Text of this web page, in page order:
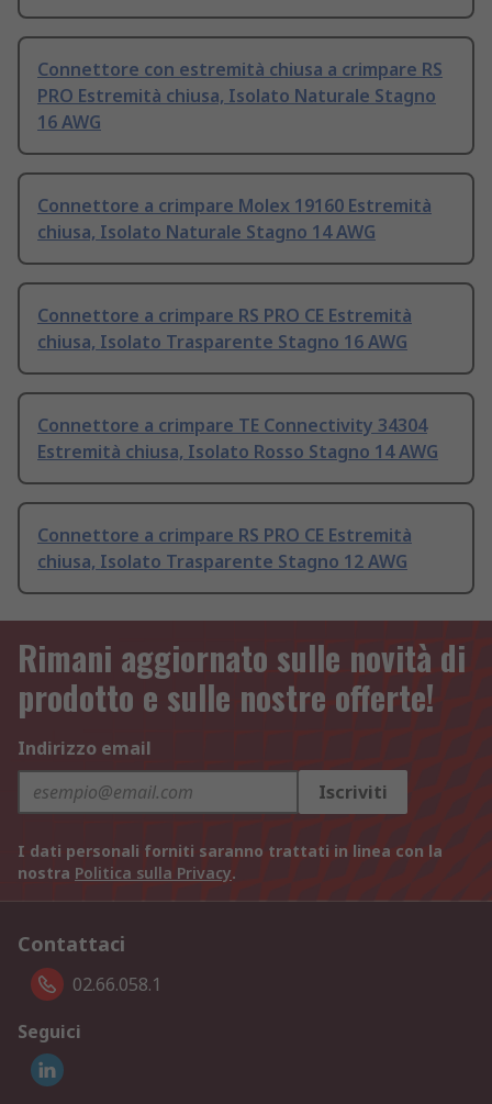
Connettore con estremità chiusa a crimpare RS
PRO Estremità chiusa, Isolato Naturale Stagno
16 AWG
Connettore a crimpare Molex 19160 Estremità
chiusa, Isolato Naturale Stagno 14 AWG
Connettore a crimpare RS PRO CE Estremità
chiusa, Isolato Trasparente Stagno 16 AWG
Connettore a crimpare TE Connectivity 34304
Estremità chiusa, Isolato Rosso Stagno 14 AWG
Connettore a crimpare RS PRO CE Estremità
chiusa, Isolato Trasparente Stagno 12 AWG
Rimani aggiornato sulle novità di
prodotto e sulle nostre offerte!
Indirizzo email
Iscriviti
I dati personali forniti saranno trattati in linea con la
nostra Politica sulla Privacy.
Contattaci
02.66.058.1
Seguici